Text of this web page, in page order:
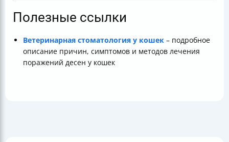
Полезные ссылки
Ветеринарная стоматология у кошек – подробное
описание причин, симптомов и методов лечения
поражений десен у кошек